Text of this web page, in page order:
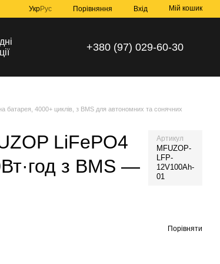
УкрРус Порівняння Вхід Мій кошик
+380 (97) 029-60-30
4000+ циклів, з BMS для автономних та сонячних
LiFePO4
з BMS —
Артикул
MFUZOP-
LFP-
12V100Ah-
01
Порівняти